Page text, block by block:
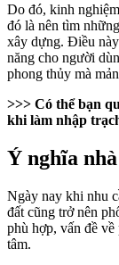
Do đó, kinh
đó là nên tìm
xây dựng. Điều
năng cho người
phong thủy mà
>>> Có thể bạn
khi làm nhập
Ý nghĩa
Ngày nay khi nhu
đất cũng trở nên
phù hợp, vấn đề
tâm.